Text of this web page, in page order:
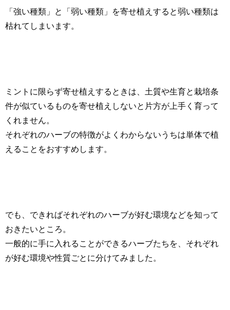
「強い種類」と「弱い種類」を寄せ植えすると弱い種類は
枯れてしまいます。
ミントに限らず寄せ植えするときは、土質や生育と栽培条
件が似ているものを寄せ植えしないと片方が上手く育って
くれません。
それぞれのハーブの特徴がよくわからないうちは単体で植
えることをおすすめします。
でも、できればそれぞれのハーブが好む環境などを知って
おきたいところ。
一般的に手に入れることができるハーブたちを、それぞれ
が好む環境や性質ごとに分けてみました。